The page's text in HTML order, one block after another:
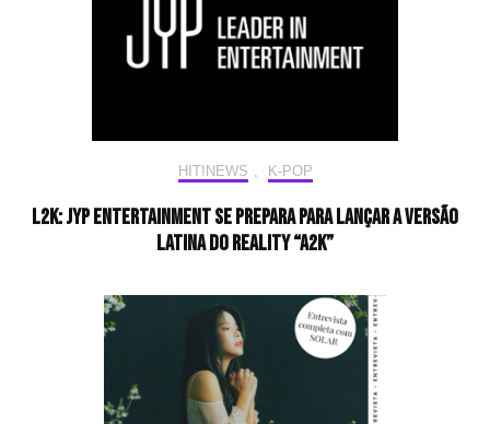
HIT!NEWS K-POP
L2K: JYP Entertainment se prepara para lançar a versão
latina do reality “A2K”